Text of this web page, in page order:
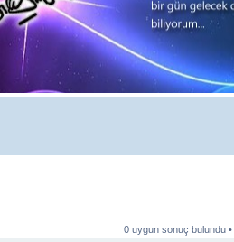
0 uygun sonuç bulundu •